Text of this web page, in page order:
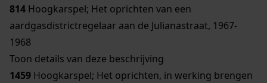
814 Hoogkarspel; Het oprichten van een
aardgasdistrictregelaar aan de Julianastraat, 1967-
1968
Toon details van deze beschrijving
1459 Hoogkarspel; Het oprichten, in werking brengen